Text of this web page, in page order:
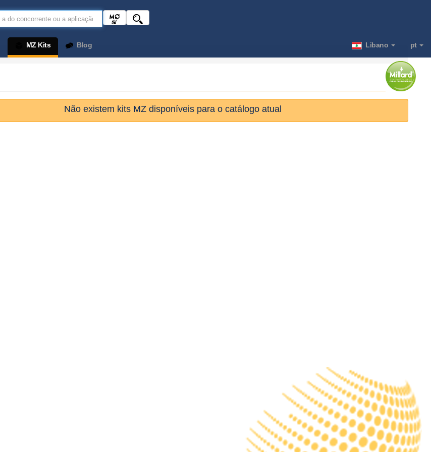
MZ Kits Blog Libano
pt
Não existem kits MZ disponíveis para o catálogo atual